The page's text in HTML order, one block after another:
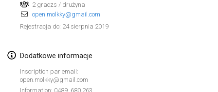
2 graczs / drużyna
open.molkky@gmail.com
Rejestracja do: 24 sierpnia 2019
Dodatkowe informacje
Inscription par email:
open.molkky@gmail.com
Information: 0489 680 263
Lumi Mölkky
9 lut 2019|Finlandia
9 lut 2019|Francja
OTH
16 lut 2019| Finlandia